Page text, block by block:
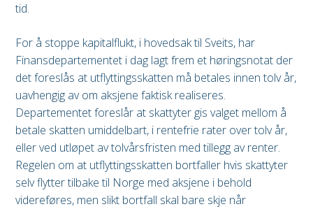
tid.
For å stoppe kapitalflukt, i hovedsak til Sveits, har
Finansdepartementet i dag lagt frem et høringsnotat der
det foreslås at utflyttingsskatten må betales innen tolv år,
uavhengig av om aksjene faktisk realiseres.
Departementet foreslår at skattyter gis valget mellom å
betale skatten umiddelbart, i rentefrie rater over tolv år,
eller ved utløpet av tolvårsfristen med tillegg av renter.
Regelen om at utflyttingsskatten bortfaller hvis skattyter
selv flytter tilbake til Norge med aksjene i behold
videreføres, men slikt bortfall skal bare skje når